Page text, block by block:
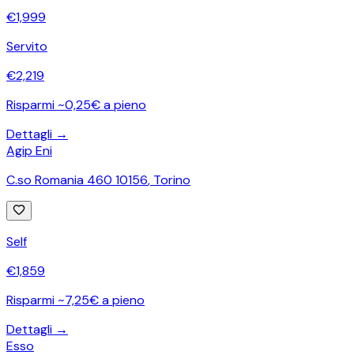
€1,999
Servito
€2,219
Risparmi ~0,25€ a pieno
Dettagli →
Agip Eni
C.so Romania 460 10156, Torino
Self
€1,859
Risparmi ~7,25€ a pieno
Dettagli →
Esso